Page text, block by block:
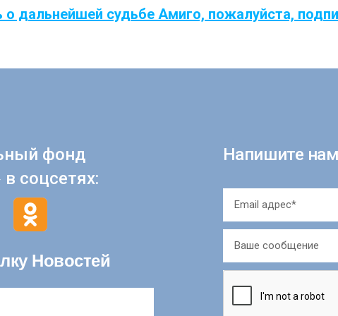
о дальнейшей судьбе Амиго, пожалуйста,
фонд
соцсетях:
Новостей
Напишите